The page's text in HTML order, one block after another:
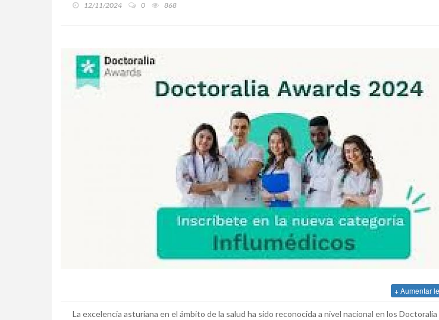
12/11/2024 0 868
+ Aumentar
La excelencia asturiana en el ámbito de la salud ha sido reconocida a nivel nacional en los